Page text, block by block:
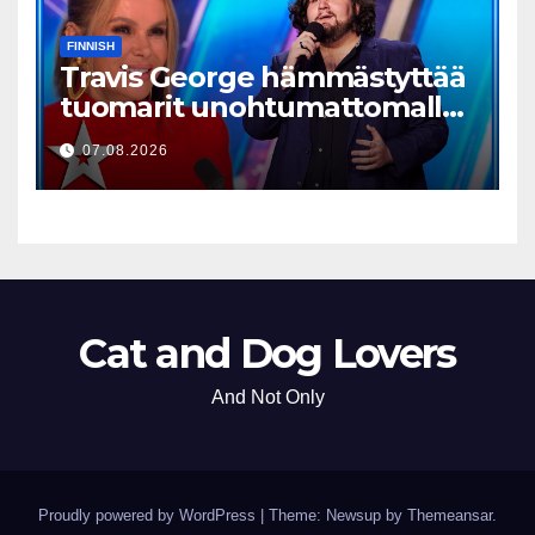
FINNISH
Travis George hämmästyttää
tuomarit unohtumattomalla
esityksellään
07.08.2026
Cat and Dog Lovers
And Not Only
Proudly powered by WordPress Theme: Newsup by Themeansar.